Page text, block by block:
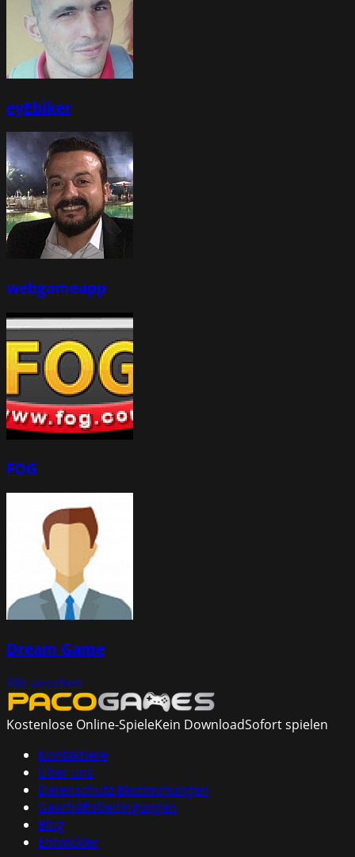
eyEbiker
webgameapp
FOG
Dream Game
Alle ansehen
Kostenlose Online-SpieleKein DownloadSofort spielen
Kontaktiere
Über uns
Datenschutz-Bestimmungen
Geschäftsbedingungen
Blog
Entwickler